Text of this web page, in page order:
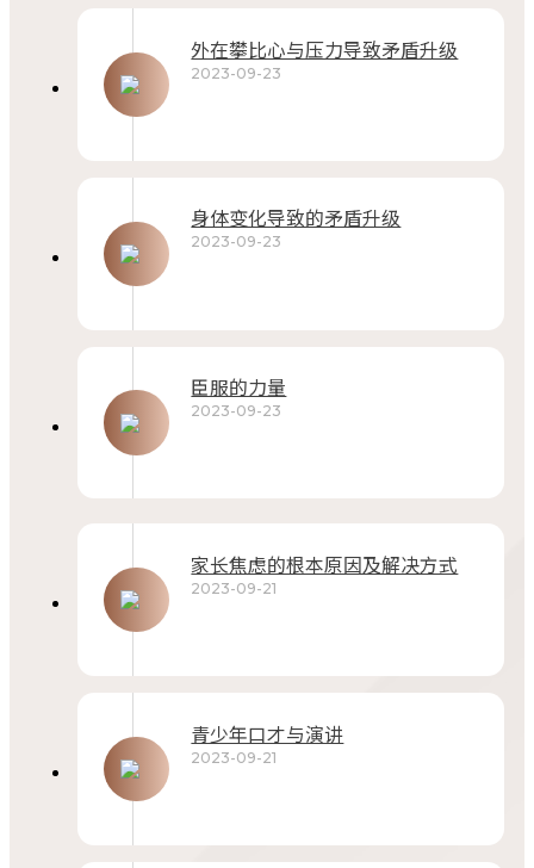
外在攀比心与压力导致矛盾升级
2023-09-23
身体变化导致的矛盾升级
2023-09-23
臣服的力量
2023-09-23
家长焦虑的根本原因及解决方式
2023-09-21
青少年口才与演讲
2023-09-21